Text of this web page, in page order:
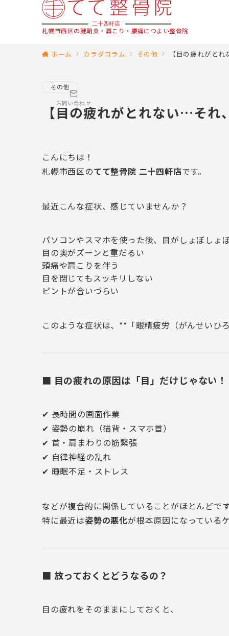
札幌市西区の腱鞘炎・肩こり・腰痛につよい整骨院
お問い合わせ
ホーム カラダコラム その他 【目の疲れがと
その他
【目の疲れがとれない…それ
こんにちは！
札幌市西区のてて整骨院 二十四軒店です。
最近こんな症状、感じていませんか？
パソコンやスマホを使った後、目がしょぼしょ
目の奥がズーンと重だるい
頭痛や肩こりを伴う
目を閉じてもスッキリしない
ピントが合いづらい
このような症状は、**「眼精疲労（がんせいひ
■ 目の疲れの原因は「目」だけじゃない！
✔ 長時間の画面作業
✔ 姿勢の崩れ（猫背・スマホ首）
✔ 首・肩まわりの筋緊張
✔ 自律神経の乱れ
✔ 睡眠不足・ストレス
などが複合的に関係していることがほとんどです
特に最近は姿勢の悪化が根本原因になっている
■ 放っておくとどうなるの？
目の疲れをそのままにしておくと、